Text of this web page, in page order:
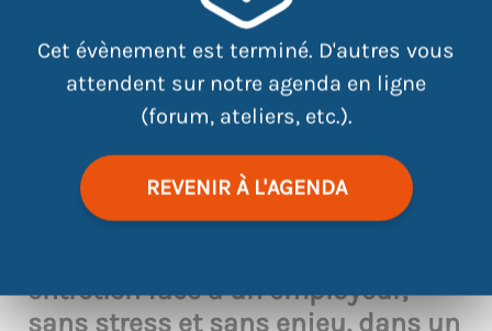
Cet évènement est terminé. D'autres vous
attendent sur notre agenda en ligne
(forum, ateliers, etc.).
REVENIR À L'AGENDA
Leaflet | ©OpenStreetMapcontributors
Atelier de préparation pour leFORUM EMPLOI : JOBS
D’ÉTÉ ET ALTERNANCE DE COUËRON
entretien face à un employeur,
sans stress et sans enjeu, dans un